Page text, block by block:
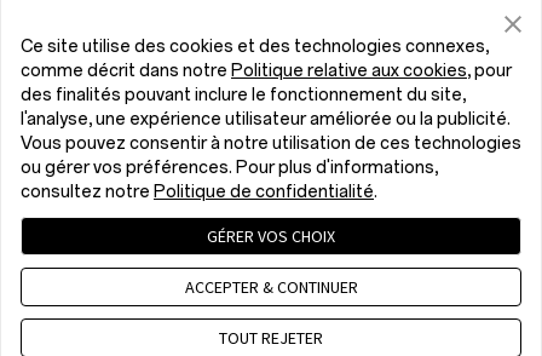
Packs
Lifestyle
Service de réparation
Manuels d’utilisation
Nous contacter
Accessibilité
Communauté
Red Cable Club
OnePlus Store App
Emploi
Durabilité
Belgique (Français)
Politique de confidentialité
Accord utilisateur
Conditions de vente
Cookies
Cookie Settings
© 2013 - 2026 OnePlus. All Rights Reserved.
Ce site utilise des cookies et des technologies connexes,
comme décrit dans notre Politique relative aux cookies, pour
des finalités pouvant inclure le fonctionnement du site,
l'analyse, une expérience utilisateur améliorée ou la publicité.
Vous pouvez consentir à notre utilisation de ces technologies
ou gérer vos préférences. Pour plus d'informations,
consultez notre Politique de confidentialité.
GÉRER VOS CHOIX
ACCEPTER & CONTINUER
TOUT REJETER